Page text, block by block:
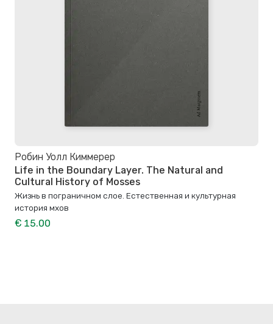
Робин Уолл Киммерер
Life in the Boundary Layer. The Natural and
Cultural History of Mosses
Жизнь в пограничном слое. Естественная и культурная
история мхов
€ 15.00